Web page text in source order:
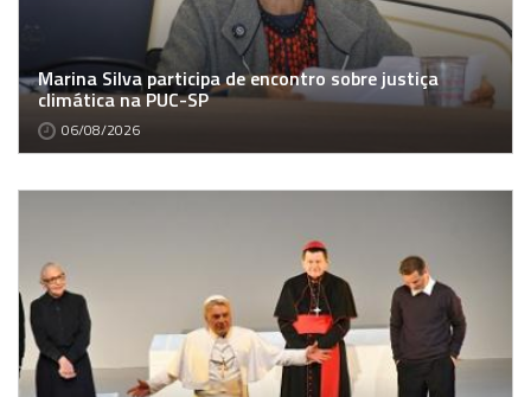
Marina Silva participa de encontro sobre justiça
climática na PUC-SP
06/08/2026